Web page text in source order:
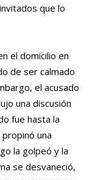
que lo
el domicilio en
de ser calmado
el acusado
una discusión
fue hasta la
una
la golpeó y la
se desvaneció,